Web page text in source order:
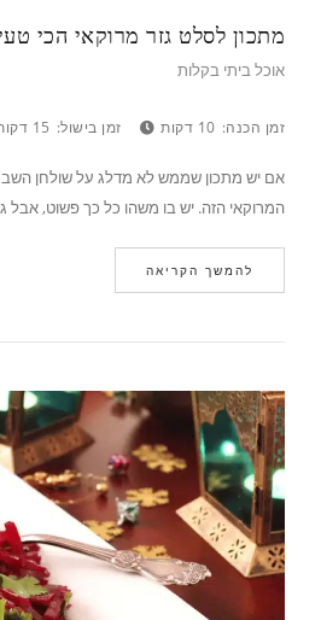
מתכון לסלט גזר מרוקאי הכי
אוכל ביתי בקלות
זמן הכנה: 10 דקות זמן בישול: 15 דקות
אם יש מתכון שממש לא מדלג על שולחן
המרוקאי הזה. יש בו משהו כל כך פשוט, אבל
להמשך הקריאה